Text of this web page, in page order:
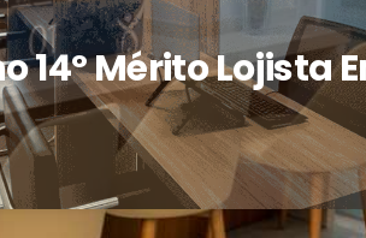
14º Mérito Lojista